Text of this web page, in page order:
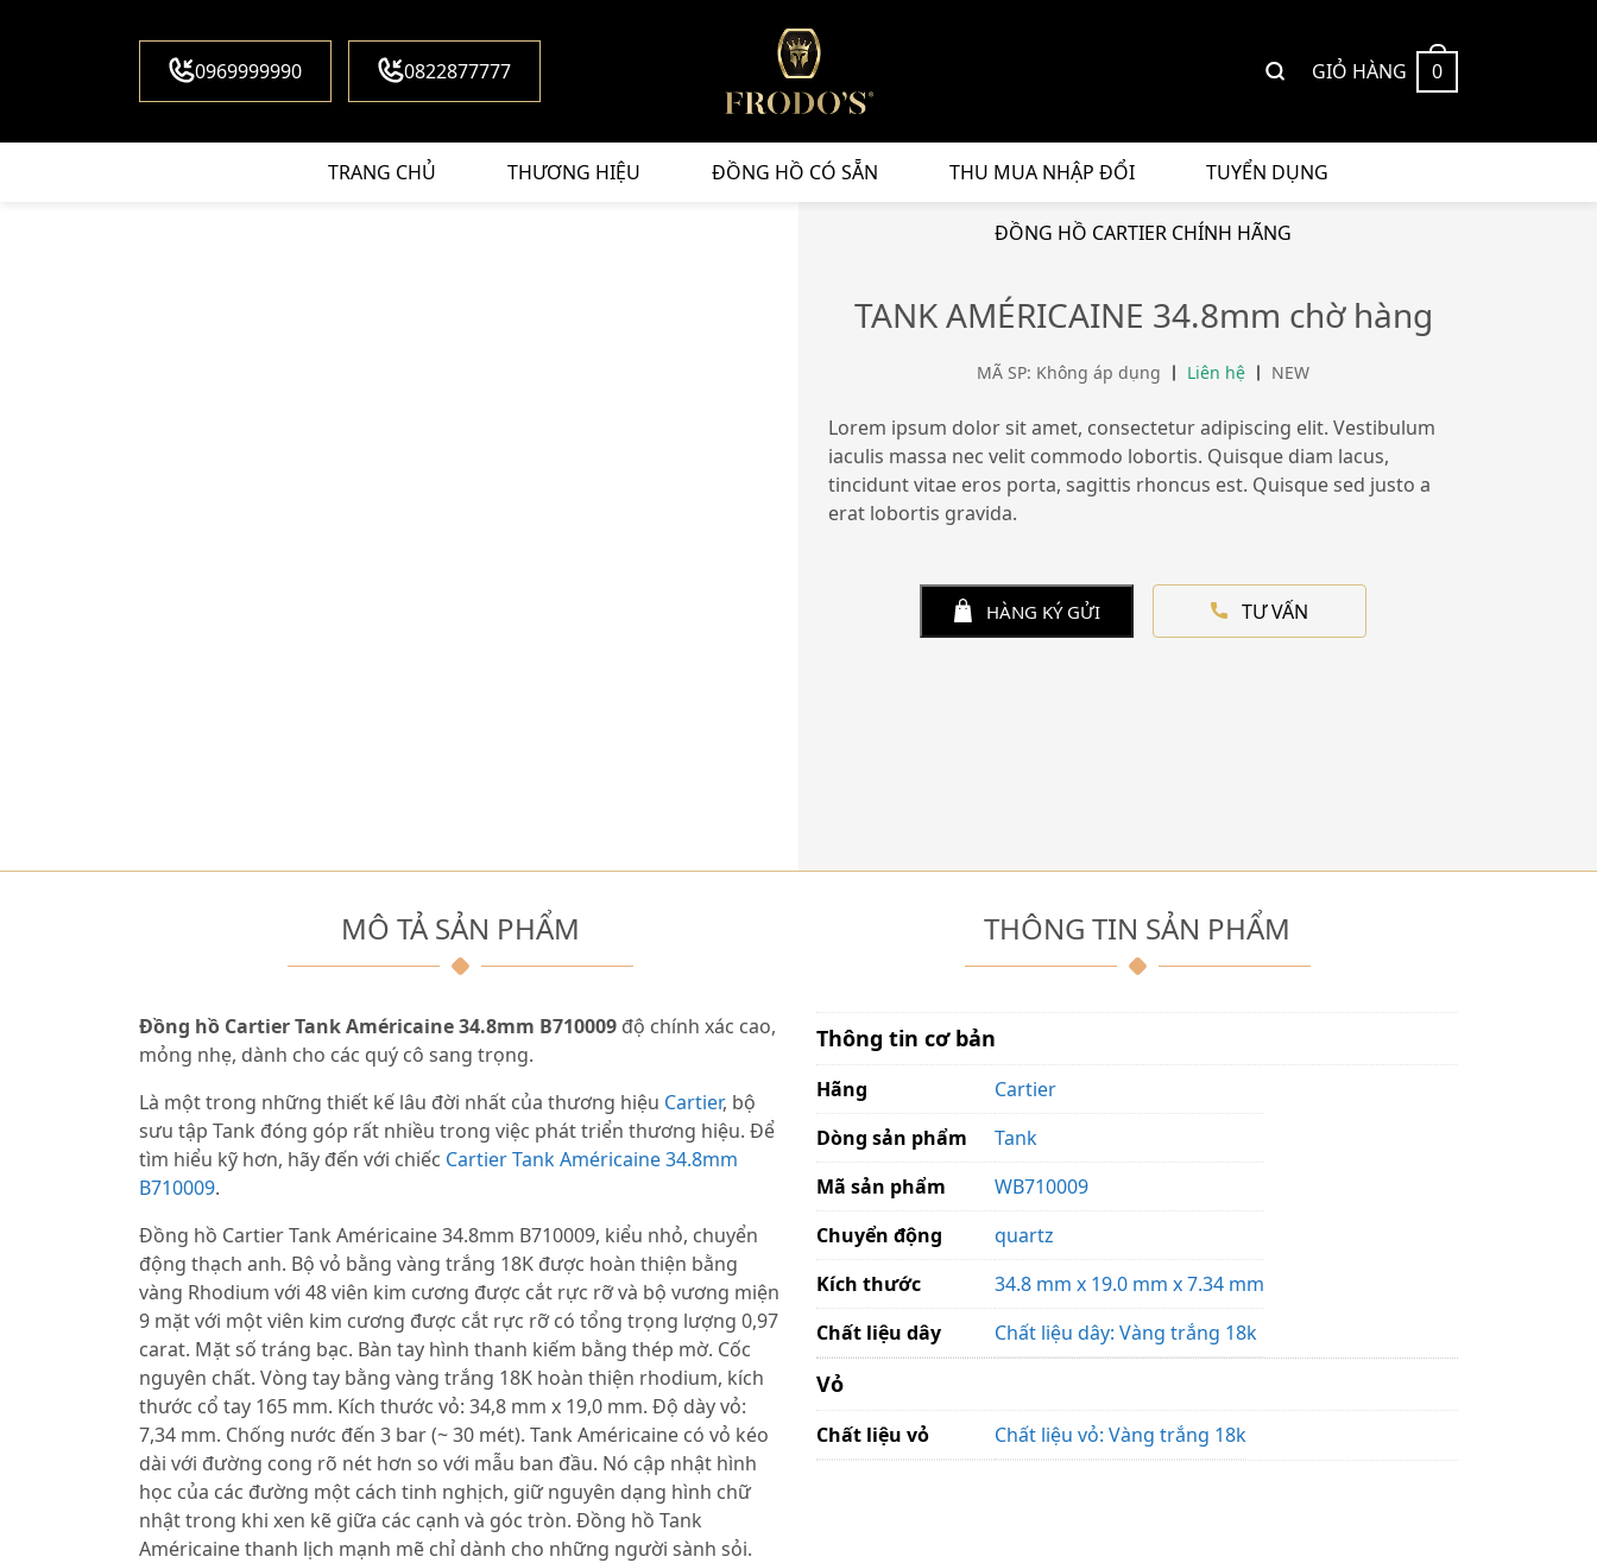
0969999990 0822877777 GIỎ HÀNG 0
TRANG CHỦ THƯƠNG HIỆU ĐỒNG HỒ CÓ SẴN THU MUA NHẬP ĐỔI TUYỂN DỤNG
ĐỒNG HỒ CARTIER CHÍNH HÃNG
TANK AMÉRICAINE 34.8mm chờ hàng
MÃ SP: Không áp dụng Liên hệ NEW
Lorem ipsum dolor sit amet, consectetur adipiscing elit. Vestibulum
iaculis massa nec velit commodo lobortis. Quisque diam lacus,
tincidunt vitae eros porta, sagittis rhoncus est. Quisque sed justo a
erat lobortis gravida.
HÀNG KÝ GỬI TƯ VẤN
MÔ TẢ SẢN PHẨM
Đồng hồ Cartier Tank Américaine 34.8mm B710009 độ chính xác cao,
mỏng nhẹ, dành cho các quý cô sang trọng.
Là một trong những thiết kế lâu đời nhất của thương hiệu Cartier, bộ
sưu tập Tank đóng góp rất nhiều trong việc phát triển thương hiệu. Để
tìm hiểu kỹ hơn, hãy đến với chiếc Cartier Tank Américaine 34.8mm
B710009.
Đồng hồ Cartier Tank Américaine 34.8mm B710009, kiểu nhỏ, chuyển
động thạch anh. Bộ vỏ bằng vàng trắng 18K được hoàn thiện bằng
vàng Rhodium với 48 viên kim cương được cắt rực rỡ và bộ vương miện
9 mặt với một viên kim cương được cắt rực rỡ có tổng trọng lượng 0,97
carat. Mặt số tráng bạc. Bàn tay hình thanh kiếm bằng thép mờ. Cốc
nguyên chất. Vòng tay bằng vàng trắng 18K hoàn thiện rhodium, kích
thước cổ tay 165 mm. Kích thước vỏ: 34,8 mm x 19,0 mm. Độ dày vỏ:
7,34 mm. Chống nước đến 3 bar (~ 30 mét). Tank Américaine có vỏ kéo
dài với đường cong rõ nét hơn so với mẫu ban đầu. Nó cập nhật hình
học của các đường một cách tinh nghịch, giữ nguyên dạng hình chữ
nhật trong khi xen kẽ giữa các cạnh và góc tròn. Đồng hồ Tank
Américaine thanh lịch mạnh mẽ chỉ dành cho những người sành sỏi.
THÔNG TIN SẢN PHẨM
Thông tin cơ bản
Hãng
Cartier
Dòng sản phẩm
Tank
Mã sản phẩm
WB710009
Chuyển động
quartz
Kích thước
34.8 mm x 19.0 mm x 7.34 mm
Chất liệu dây
Chất liệu dây: Vàng trắng 18k
Vỏ
Chất liệu vỏ Chất liệu vỏ: Vàng trắng 18k